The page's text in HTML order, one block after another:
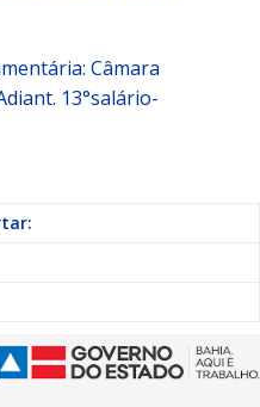
Câmara
13°salário-